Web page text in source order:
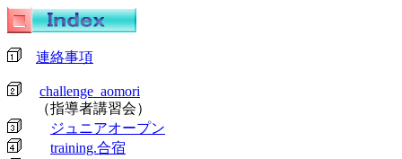
連絡事項
challenge_aomori
（指導者講習会）
ジュニアオープン
training.合宿